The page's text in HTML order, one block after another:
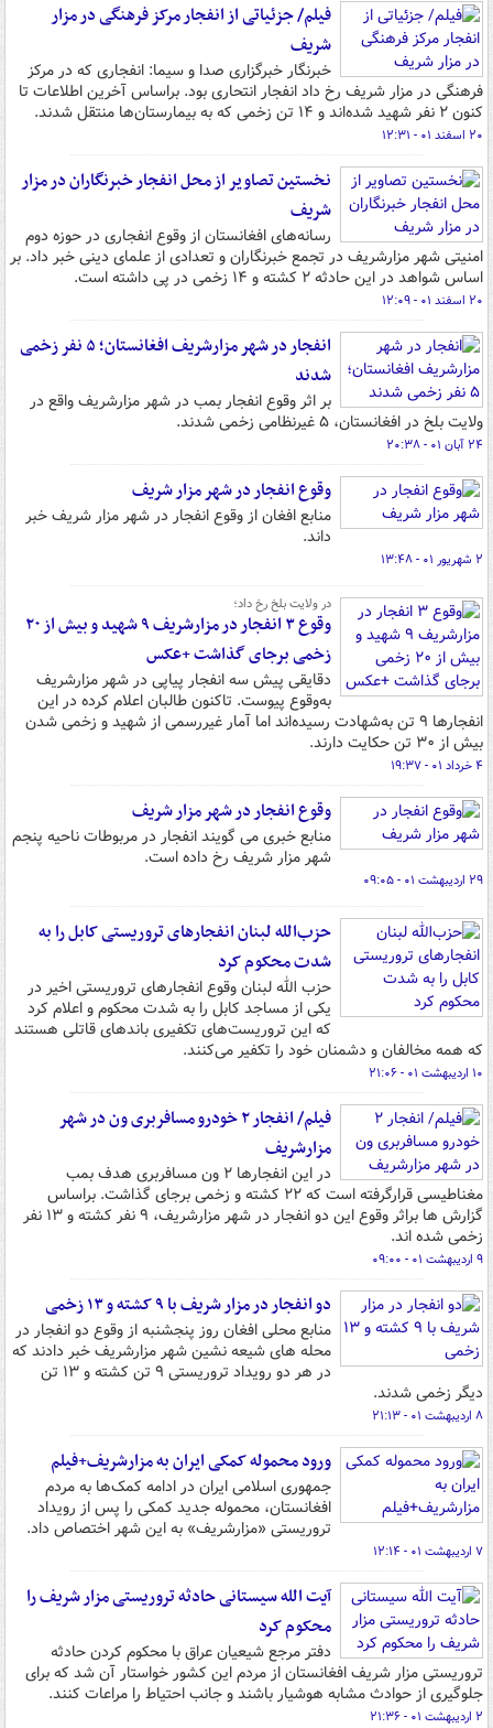
فیلم/ جزئیاتی از انفجار مرکز فرهنگی در مزار
شریف
خبرنگار خبرگزاری صدا و سیما: انفجاری که در مرکز
فرهنگی در مزار شریف رخ داد انفجار انتحاری بود. براساس آخرین اطلاعات تا
کنون ۲ نفر شهید شده‌اند و ۱۴ تن زخمی که به بیمارستان‌ها منتقل شدند.
۲۰ اسفند ۰۱ - ۱۲:۳۱
نخستین تصاویر از محل انفجار خبرنگاران در مزار
شریف
رسانه‌های افغانستان از وقوع انفجاری در حوزه دوم
امنیتی شهر مزارشریف در تجمع خبرنگاران و تعدادی از علمای دینی خبر داد. بر
اساس شواهد در این حادثه ۲ کشته و ۱۴ زخمی در پی داشته است.
۲۰ اسفند ۰۱ - ۱۲:۰۹
انفجار در شهر مزارشریف افغانستان؛ ۵ نفر زخمی
شدند
بر اثر وقوع انفجار بمب در شهر مزارشریف واقع در
ولایت بلخ در افغانستان، ۵ غیرنظامی زخمی شدند.
۲۴ آبان ۰۱ - ۲۰:۳۸
وقوع انفجار در شهر مزار شریف
منابع افغان از وقوع انفجار در شهر مزار شریف خبر
داند.
۲ شهریور ۰۱ - ۱۳:۴۸
در ولایت بلخ رخ داد؛
وقوع ۳ انفجار در مزارشریف ۹ شهید و بیش از ۲۰
زخمی برجای گذاشت +عکس
دقایقی پیش سه انفجار پیاپی در شهر مزارشریف
به‌وقوع پیوست. تاکنون طالبان اعلام کرده در این
انفجارها ۹ تن به‌شهادت رسیده‌اند اما آمار غیررسمی از شهید و زخمی شدن
بیش از ۳۰ تن حکایت دارند.
۴ خرداد ۰۱ - ۱۹:۳۷
وقوع انفجار در شهر مزار شریف
منابع خبری می گویند انفجار در مربوطات ناحیه پنجم
شهر مزار شریف رخ داده است.
۲۹ اردیبهشت ۰۱ - ۰۹:۰۵
حزب‌الله لبنان انفجارهای تروریستی کابل را به
شدت محکوم کرد
حزب الله لبنان وقوع انفجارهای تروریستی اخیر در
یکی از مساجد کابل را به شدت محکوم و اعلام کرد
که این تروریست‌های تکفیری باندهای قاتلی هستند
که همه مخالفان و دشمنان خود را تکفیر می‌کنند.
۱۰ اردیبهشت ۰۱ - ۲۱:۰۶
فیلم/ انفجار ۲ خودرو مسافربری ون در شهر
مزارشریف
در این انفجارها ۲ ون مسافربری هدف بمب
مغناطیسی قرارگرفته است که ۲۲ کشته و زخمی برجای گذاشت. براساس
گزارش ها براثر وقوع این دو انفجار در شهر مزارشریف، ۹ نفر کشته و ۱۳ نفر
زخمی شده اند.
۹ اردیبهشت ۰۱ - ۰۹:۰۰
دو انفجار در مزار شریف با ۹ کشته و ۱۳ زخمی
منابع محلی افغان روز پنجشنبه از وقوع دو انفجار در
محله های شیعه نشین شهر مزارشریف خبر دادند که
در هر دو رویداد تروریستی ۹ تن کشته و ۱۳ تن
دیگر زخمی شدند.
۸ اردیبهشت ۰۱ - ۲۱:۱۳
ورود محموله کمکی ایران به مزارشریف+فیلم
جمهوری اسلامی ایران در ادامه کمک‌ها به مردم
افغانستان، محموله جدید کمکی را پس از رویداد
تروریستی «مزارشریف» به این شهر اختصاص داد.
۷ اردیبهشت ۰۱ - ۱۲:۱۴
آیت الله سیستانی حادثه تروریستی مزار شریف را
محکوم کرد
دفتر مرجع شیعیان عراق با محکوم کردن حادثه
تروریستی مزار شریف افغانستان از مردم این کشور خواستار آن شد که برای
جلوگیری از حوادث مشابه هوشیار باشند و جانب احتیاط را مراعات کنند.
۲ اردیبهشت ۰۱ - ۲۱:۳۶